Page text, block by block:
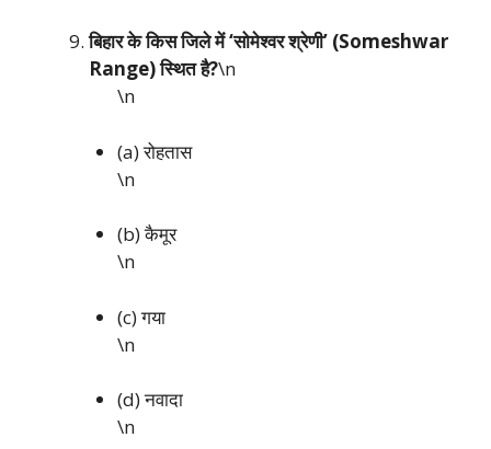
बिहार के किस जिले में ‘सोमेश्वर श्रेणी’ (Someshwar
Range) स्थित है?\n
\n
(a) रोहतास
\n
(b) कैमूर
\n
(c) गया
\n
(d) नवादा
\n